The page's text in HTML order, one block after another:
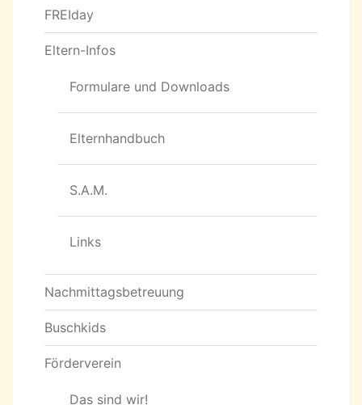
FREIday
Eltern-Infos
Formulare und Downloads
Elternhandbuch
S.A.M.
Links
Nachmittagsbetreuung
Buschkids
Förderverein
Das sind wir!